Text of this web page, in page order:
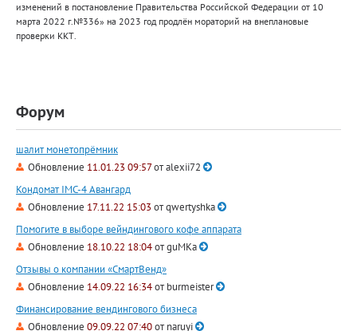
изменений в постановление Правительства Российской Федерации от 10
марта 2022 г.№336» на 2023 год продлён мораторий на внеплановые
проверки ККТ.
Форум
шалит монетопрёмник
Обновление 11.01.23 09:57отalexii72
Кондомат IMC-4 Авангард
Обновление 17.11.22 15:03 отqwertyshka
Помогите в выборе вейндингового кофе аппарата
Обновление 18.10.22 18:04отguMKa
Отзывы о компании «СмартВенд»
Обновление 14.09.22 16:34отburmeister
Финансирование вендингового бизнеса
Обновление 09.09.22 07:40отnaruyi